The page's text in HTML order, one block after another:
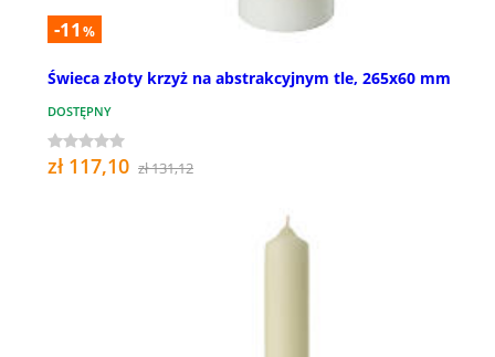
-11 %
Świeca złoty krzyż na abstrakcyjnym tle, 265x60 mm
DOSTĘPNY
zł 117,10 zł 131,12